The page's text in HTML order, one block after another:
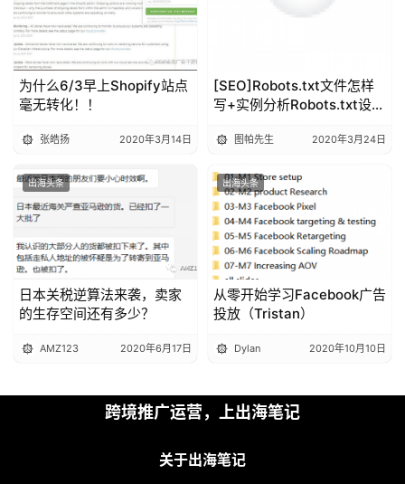
为什么6/3早上Shopify站点
毫无转化！！
张皓扬 2020年3月14日
[SEO]Robots.txt文件怎样
写+实例分析Robots.txt设置
征）图帕先生 2020年3月24日
出海头条
日本关税逆算法来袭，卖家
的生存空间还有多少？
AMZ123 2020年6月17日
出海头条
从零开始学习Facebook广告
投放（Tristan）
Dylan 2020年10月10日
跨境推广运营，上出海笔记
关于出海笔记